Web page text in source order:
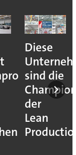
Diese
sind die
der
Lean